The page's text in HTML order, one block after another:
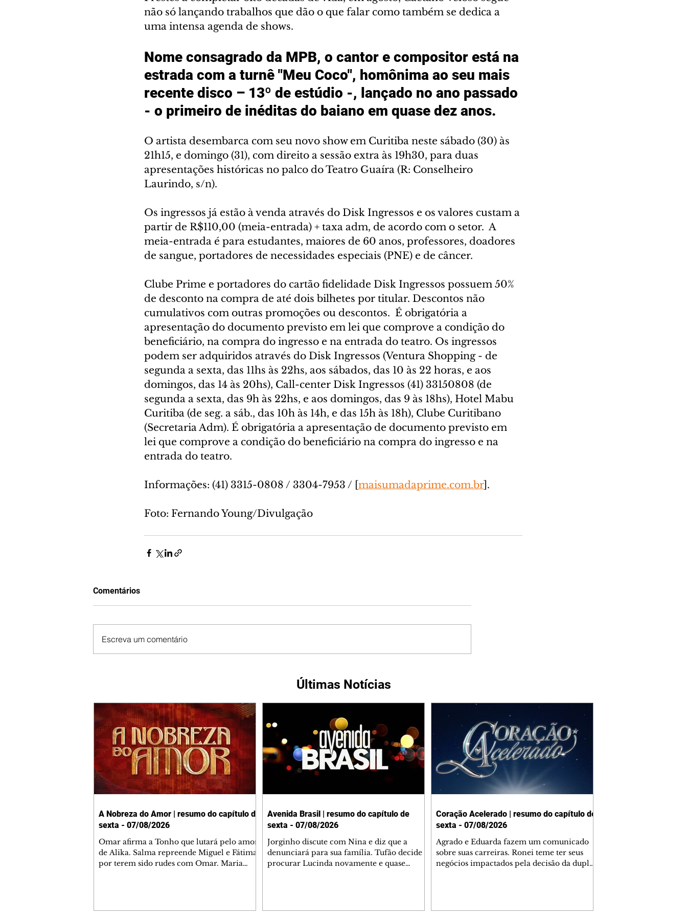
não só lançando trabalhos que dão o que falar como também se dedica a
uma intensa agenda de shows.
Nome consagrado da MPB, o cantor e compositor está na
estrada com a turnê "Meu Coco", homônima ao seu mais
recente disco – 13º de estúdio -, lançado no ano passado
- o primeiro de inéditas do baiano em quase dez anos.
O artista desembarca com seu novo show em Curitiba neste sábado (30) às
21h15, e domingo (31), com direito a sessão extra às 19h30, para duas
apresentações históricas no palco do Teatro Guaíra (R: Conselheiro
Laurindo, s/n).
Os ingressos já estão à venda através do Disk Ingressos e os valores custam a
partir de R$110,00 (meia-entrada) + taxa adm, de acordo com o setor.  A
meia-entrada é para estudantes, maiores de 60 anos, professores, doadores
de sangue, portadores de necessidades especiais (PNE) e de câncer.
Clube Prime e portadores do cartão fidelidade Disk Ingressos possuem 50%
de desconto na compra de até dois bilhetes por titular. Descontos não
cumulativos com outras promoções ou descontos.  É obrigatória a
apresentação do documento previsto em lei que comprove a condição do
beneficiário, na compra do ingresso e na entrada do teatro. Os ingressos
podem ser adquiridos através do Disk Ingressos (Ventura Shopping - de
segunda a sexta, das 11hs às 22hs, aos sábados, das 10 às 22 horas, e aos
domingos, das 14 às 20hs), Call-center Disk Ingressos (41) 33150808 (de
segunda a sexta, das 9h às 22hs, e aos domingos, das 9 às 18hs), Hotel Mabu
Curitiba (de seg. a sáb., das 10h às 14h, e das 15h às 18h), Clube Curitibano
(Secretaria Adm). É obrigatória a apresentação de documento previsto em
lei que comprove a condição do beneficiário na compra do ingresso e na
entrada do teatro.
Informações: (41) 3315-0808 / 3304-7953 / [maisumadaprime.com.br].
Foto: Fernando Young/Divulgação
Comentários
Escreva um comentário
Últimas Notícias
A Nobreza do Amor | resumo do capítulo de
sexta - 07/08/2026
Omar afirma a Tonho que lutará pelo amor
de Alika. Salma repreende Miguel e Fátima
por terem sido rudes com Omar. Maria
Avenida Brasil | resumo do capítulo de
sexta - 07/08/2026
Jorginho discute com Nina e diz que a
denunciará para sua família. Tufão decide
procurar Lucinda novamente e quase
Coração Acelerado | resumo do capítulo de
sexta - 07/08/2026
Agrado e Eduarda fazem um comunicado
sobre suas carreiras. Ronei teme ter seus
negócios impactados pela decisão da dupla.